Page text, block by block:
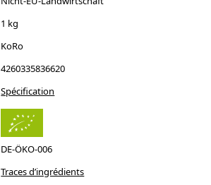
1 kg
KoRo
4260335836620
Spécification
DE-ÖKO-006
Traces d’ingrédients